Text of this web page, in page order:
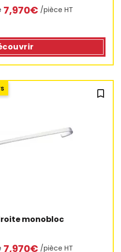
7,970€ /pièce HT
bookmark_outline
monobloc
7,970€ /pièce HT